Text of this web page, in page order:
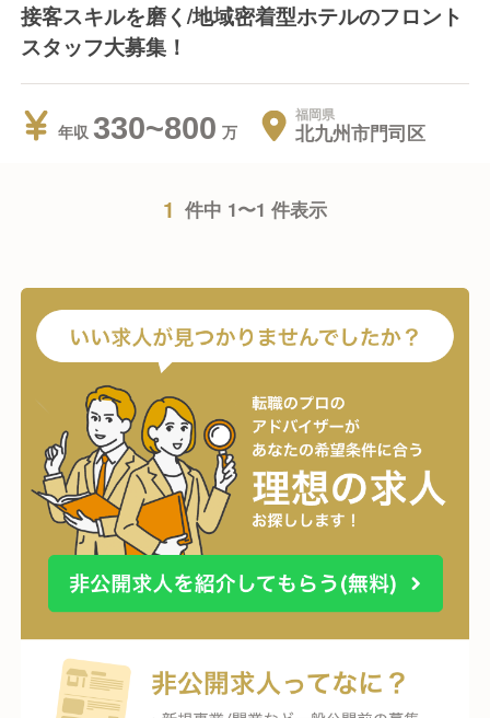
接客スキルを磨く/地域密着型ホテルのフロント
スタッフ大募集！
年収 330~800 福岡県
北九州市門司区
1 件中 1〜1 件表示